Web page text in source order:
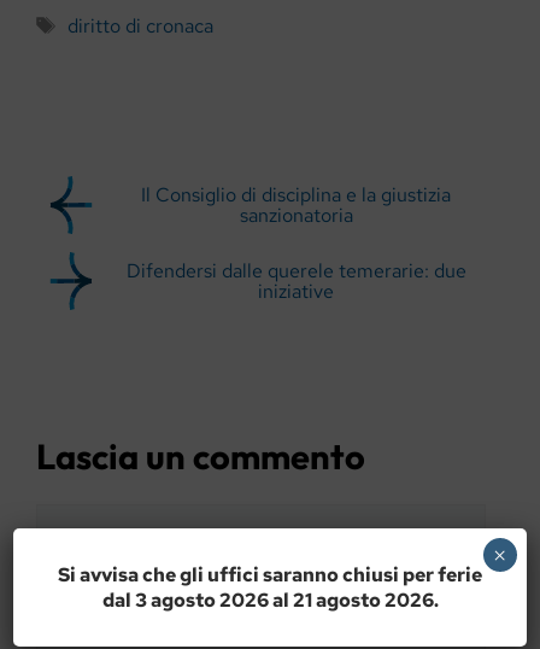
Tag
diritto di cronaca
Il Consiglio di disciplina e la giustizia
sanzionatoria
Difendersi dalle querele temerarie: due
iniziative
Lascia un commento
Si avvisa che gli uffici saranno chiusi per ferie
dal 3 agosto 2026 al 21 agosto 2026.
×